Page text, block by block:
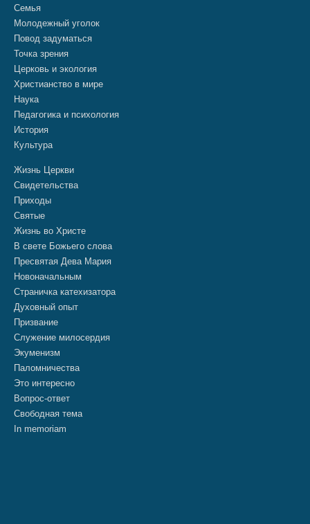
Семья
Молодежный уголок
Повод задуматься
Точка зрения
Церковь и экология
Христианство в мире
Наука
Педагогика и психология
История
Культура
Жизнь Церкви
Свидетельства
Приходы
Святые
Жизнь во Христе
В свете Божьего слова
Пресвятая Дева Мария
Новоначальным
Страничка катехизатора
Духовный опыт
Призвание
Служение милосердия
Экуменизм
Паломничества
Это интересно
Вопрос-ответ
Свободная тема
In memoriam